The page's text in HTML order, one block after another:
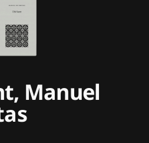
Manuel